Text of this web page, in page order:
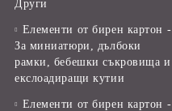
Други
Елементи от бирен картон -
За миниатюри, дълбоки
рамки, бебешки съкровища и
екслоадиращи кутии
Елементи от бирен картон -